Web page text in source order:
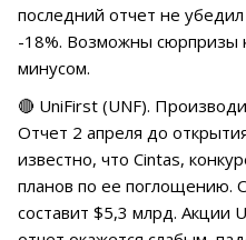
последний отчет не
-18%. Возможны сюрпризы
минусом.
🔴 UniFirst (UNF).
Отчет 2 апреля до
известно, что Cintas,
планов по ее поглощению.
составит $5,3 млрд. Акции